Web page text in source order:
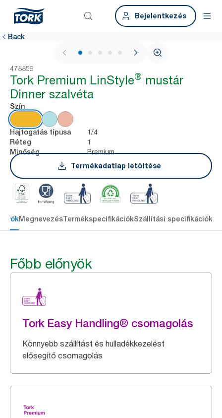
Bejelentkezés
Back
1 / 5
478859
Tork Premium LinStyle® mustár
Dinner szalvéta
Szín
Hajtogatás típusa 1/4
Réteg 1
Minőség
Premium
Termékadatlap letöltése
MegnevezésTermékspecifikációkSzállítási specifikációk
Főbb előnyök
Tork Easy Handling® csomagolás
Könnyebb szállítást és hulladékkezelést
elősegítő csomagolás